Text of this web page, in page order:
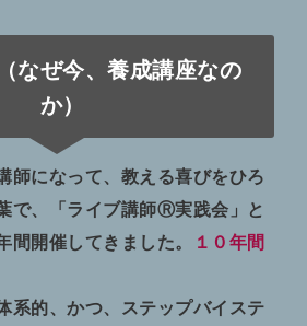
なぜ今、養成講座なの
か）
師になって、教える喜びをひろ
で、「ライブ講師Ⓡ実践会」と
開催してきました。
１０年間
系的、かつ、ステップバイステ